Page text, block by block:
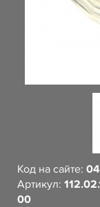
Код на сайте:
Артикул:
00